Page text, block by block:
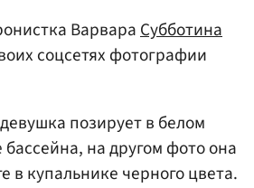
ВарвараСубботина
соцсетях фотографии
позирует в белом
на другом фото она
в купальнике черного цвета.